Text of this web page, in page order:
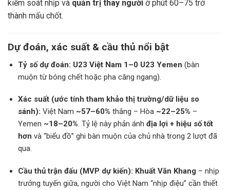
kiểm soát nhịp và quản trị thay người ở phút 60–75 trở
thành mấu chốt.
Dự đoán, xác suất & cầu thủ nổi bật
Tỷ số dự đoán: U23 Việt Nam 1–0 U23 Yemen (bàn
muộn từ bóng chết hoặc pha căng ngang).
Xác suất (ước tính tham khảo thị trường/dữ liệu so
sánh): Việt Nam ~57–60% thắng – Hòa ~22–25% –
Yemen ~18–20%. Tỷ lệ này phản ánh địa lợi + hiệu số tốt
hơn và “biểu đồ” ghi bàn muộn của chủ nhà trong 2 lượt đã
qua.
Cầu thủ trận đấu (MVP dự kiến): Khuất Văn Khang – nhịp
trưởng tuyến giữa, người cho Việt Nam “nhịp điệu” cần thiết